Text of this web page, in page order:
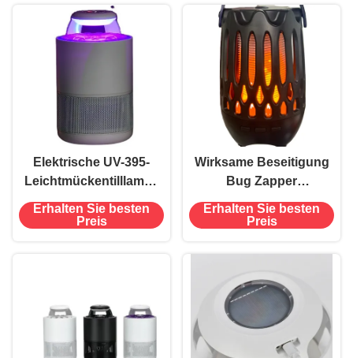
Anwendbarer Bereich
100-150 Quadratmeter
klebrige Pads
Elektrische UV-395-
Leichtmückentilllampe
mit starker Saugkraft
und klebrigen Pads
Erhalten Sie besten
Preis
Wirksame Beseitigung
Bug Zapper
Mückenkiller Lampe für
20-30m2 Abdeckung
Erhalten Sie besten
Preis